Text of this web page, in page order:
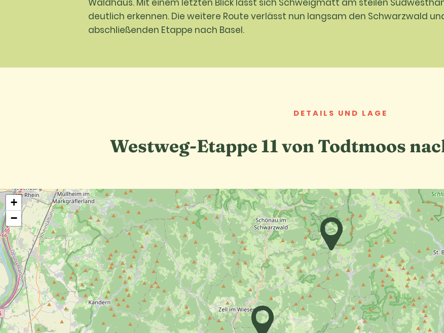
Waldhaus. Mit einem letzten Blick lässt sich Schweigmatt am steilen
deutlich erkennen. Die weitere Route verlässt nun langsam den Schwarzwald
abschließenden Etappe nach Basel.
DETAILS UND LAGE
Westweg-Etappe 11 von Todtmoos